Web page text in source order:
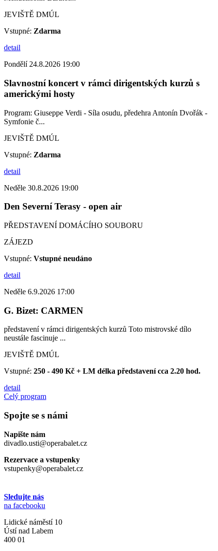
JEVIŠTĚ DMÚL
Vstupné: Zdarma
detail
Pondělí 24.8.2026 19:00
Slavnostní koncert v rámci dirigentských kurzů s
americkými hosty
Program: Giuseppe Verdi - Síla osudu, předehra Antonín Dvořák -
Symfonie č...
JEVIŠTĚ DMÚL
Vstupné: Zdarma
detail
Neděle 30.8.2026 19:00
Den Severní Terasy - open air
PŘEDSTAVENÍ DOMÁCÍHO SOUBORU
ZÁJEZD
Vstupné: Vstupné neudáno
detail
Neděle 6.9.2026 17:00
G. Bizet: CARMEN
představení v rámci dirigentských kurzů Toto mistrovské dílo
neustále fascinuje ...
JEVIŠTĚ DMÚL
Vstupné: 250 - 490 Kč + LM délka představení cca 2.20 hod.
detail
Celý program
Spojte se s námi
Napište nám
divadlo.usti@operabalet.cz
Rezervace a vstupenky
vstupenky@operabalet.cz
Sledujte nás
na facebooku
Lidické náměstí 10
Ústí nad Labem
400 01